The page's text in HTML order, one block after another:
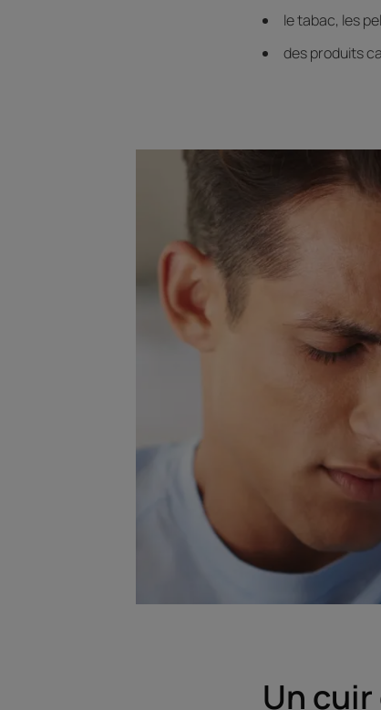
le tabac, les
des produits
Un